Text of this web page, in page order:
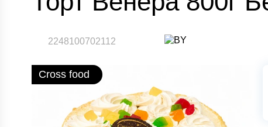
2248100702112
Cross food